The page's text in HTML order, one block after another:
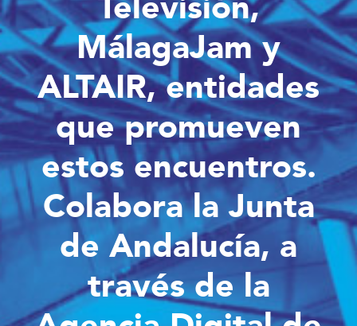
MálagaJam y
ALTAIR, entidades
que promueven
estos encuentros.
Colabora la Junta
de Andalucía, a
través de la